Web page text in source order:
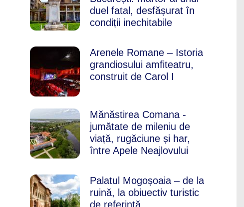
duel fatal, desfășurat în
condiții inechitabile
Arenele Romane – Istoria
grandiosului amfiteatru,
construit de Carol I
Mănăstirea Comana -
jumătate de mileniu de
viață, rugăciune și har,
între Apele Neajlovului
Palatul Mogoșoaia – de la
ruină, la obiuectiv turistic
de referință